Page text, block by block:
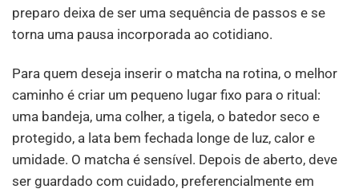
preparo deixa de ser uma sequência de passos e se
torna uma pausa incorporada ao cotidiano.
Para quem deseja inserir o matcha na rotina, o melhor
caminho é criar um pequeno lugar fixo para o ritual:
uma bandeja, uma colher, a tigela, o batedor seco e
protegido, a lata bem fechada longe de luz, calor e
umidade. O matcha é sensível. Depois de aberto, deve
ser guardado com cuidado, preferencialmente em